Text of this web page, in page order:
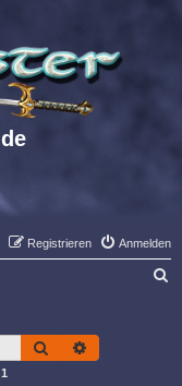
Anmelden
Registrieren
Suche
1